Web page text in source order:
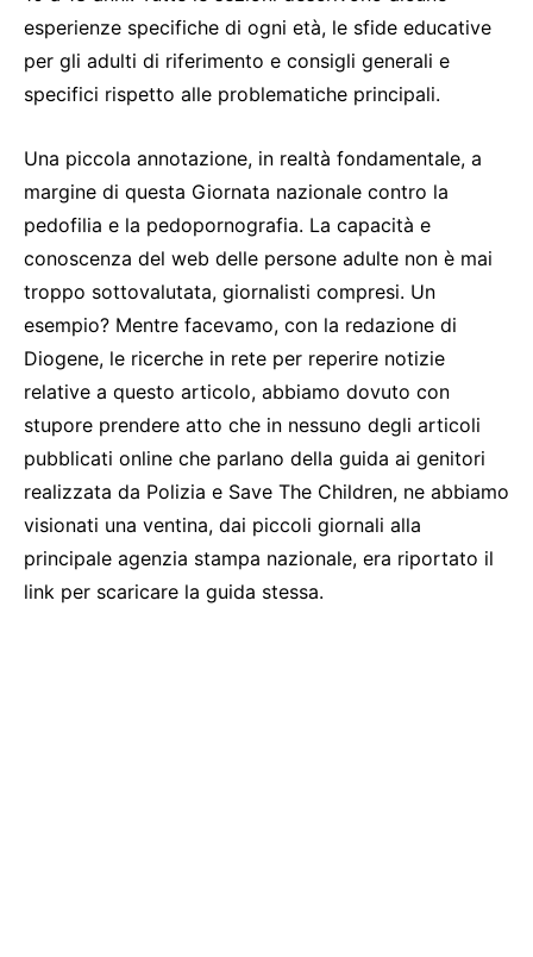
esperienze specifiche di ogni età, le sfide educative
per gli adulti di riferimento e consigli generali e
specifici rispetto alle problematiche principali.
Una piccola annotazione, in realtà fondamentale, a
margine di questa Giornata nazionale contro la
pedofilia e la pedopornografia. La capacità e
conoscenza del web delle persone adulte non è mai
troppo sottovalutata, giornalisti compresi. Un
esempio? Mentre facevamo, con la redazione di
Diogene, le ricerche in rete per reperire notizie
relative a questo articolo, abbiamo dovuto con
stupore prendere atto che in nessuno degli articoli
pubblicati online che parlano della guida ai genitori
realizzata da Polizia e Save The Children, ne abbiamo
visionati una ventina, dai piccoli giornali alla
principale agenzia stampa nazionale, era riportato il
link per scaricare la guida stessa.